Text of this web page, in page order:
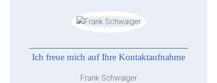
Ich freue mich auf Ihre Kontaktaufnahme
Frank Schwaiger